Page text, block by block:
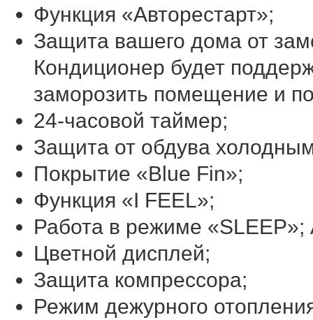
Функция «Авторестарт»;
Защита вашего дома от
Кондиционер будет
заморозить помещение и
24-часовой таймер;
Защита от обдува
Покрытие «Blue Fin»;
Функция «I FEEL»;
Работа в режиме
Цветной дисплей;
Защита компрессора;
Режим дежурного